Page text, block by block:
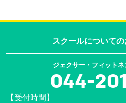
スクールについての
ジェクサー・フィット
044-
【受付時間】